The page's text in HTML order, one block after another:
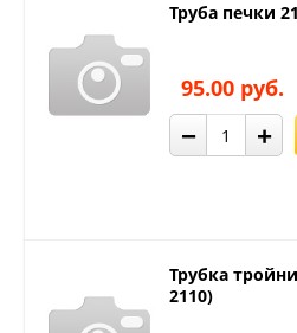
Труба печки
95.00 руб.
− +
Трубка
2110)